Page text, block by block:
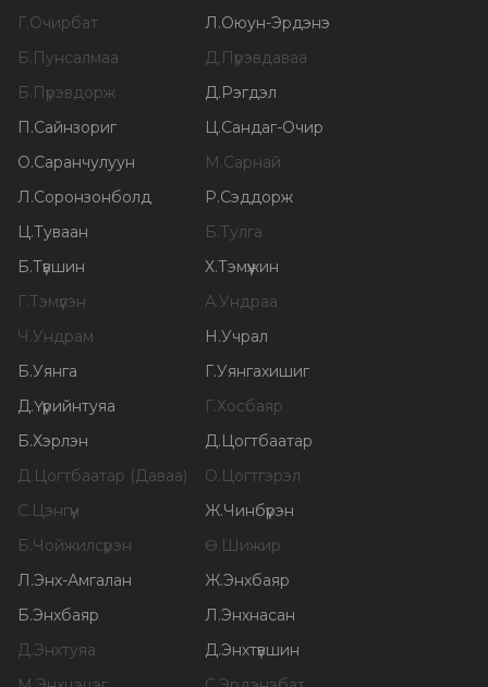
Г.Очирбат Л .Оюун-Эрдэнэ
Б. Пунсалмаа Д. Пүрэвдаваа
Б. Пүрэвдорж Д. Рэгдэл
П .Сайнзориг Ц.Сандаг-Очир
О.Саранчулуун М .Сарнай
Л .Соронзонболд Р.Сэддорж
Ц.Туваан Б.Тулга
Б.Түвшин Х.Тэмүүжин
Г.Тэмүүлэн А.Ундраа
Ч .Ундрам Н .Учрал
Б.Уянга Г.Уянгахишиг
Д.Үүрийнтуяа Г.Хосбаяр
Б.Хэрлэн Д. Цогтбаатар
Д. Цогтбаатар (Даваа) О. Цогтгэрэл
С. Цэнгүүн Ж.Чинбүрэн
Б.Чойжилсүрэн Ө. Шижир
Л .Энх-Амгалан Ж.Энхбаяр
Б.Энхбаяр Л .Энхнасан
Д.Энхтуяа Д.Энхтүвшин